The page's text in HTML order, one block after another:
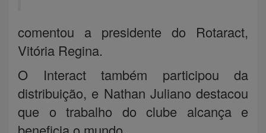
comentou a presidente do Rotaract,
Vitória Regina.
O Interact também participou da
distribuição, e Nathan Juliano destacou
que o trabalho do clube alcança e